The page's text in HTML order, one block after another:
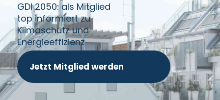
GDI 2050: als Mitglied
top informiert zu
Klimaschutz und
Energieeffizienz
Jetzt Mitglied werden